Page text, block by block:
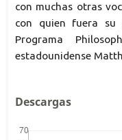
con muchas otras
con quien fuera su
Programa
estadounidense
Descargas